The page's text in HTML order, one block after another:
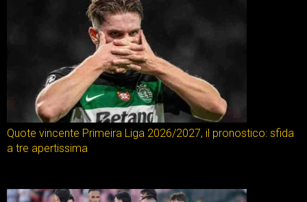
Quote vincente Primeira Liga 2026/2027, il pronostico: sfida
a tre apertissima